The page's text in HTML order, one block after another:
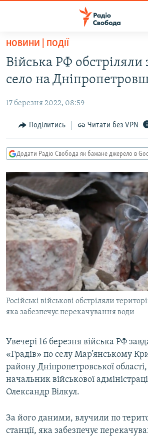
Перейти
основного
матеріалу
до
навігації
Перейти
до
РАДІО СВОБОДА – 70 РОКІВ
ПОЛІТИКА
ЕКОНОМІКА
КУЛЬТУРА
СПОРТ
УКРАЇНА
СВІТ
ВІЙНА
РОСІЙСЬКА «ФІЛЬТРАЦІЯ»
КРИМ.РЕАЛІЇ
ТИ ЯК?
СХЕМИ
КИТАЙ.ВИКЛИКИ
МУЛЬТИМЕДІА
ФОТО
СПЕЦПРОЄКТИ
ПОДКАСТИ
КРИМ РЕАЛІЇ
УКР
КТАТ
ДОЛУЧАЙСЯ!
НОВИНИ | ПОДІЇ
Війська РФ обстріляли
село на
17 березня 2022, 08:59
Поділитись Читати без VPN
Додати Радіо Свобода як бажане джерело в
Російські військові обстріляли
яка забезпечує перекачування води
Увечері 16 березня війська РФ
«Градів» по селу Мар’янському
району Дніпропетровської
начальник військової
Олександр Вілкул.
За його даними, влучили по
станції, яка забезпечує